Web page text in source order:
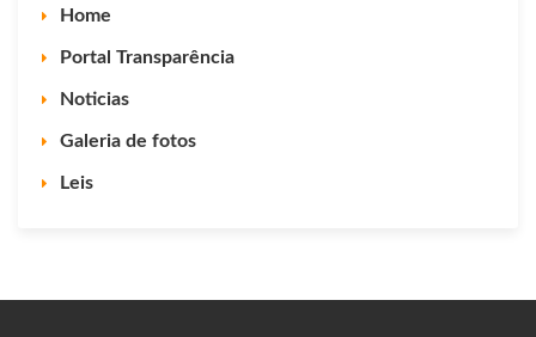
Home
Portal Transparência
Noticias
Galeria de fotos
Leis